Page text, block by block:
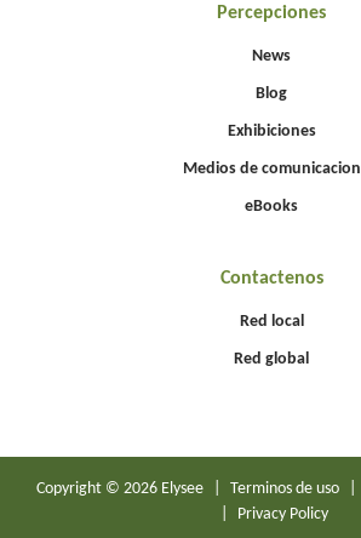
Percepciones
News
Blog
Exhibiciones
Medios de comunicacion
eBooks
Contactenos
Red local
Red global
Copyright © 2026 Elysee Terminos de uso
Privacy Policy